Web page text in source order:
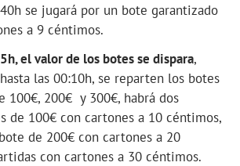
se jugará por un bote garantizado
a 9 céntimos.
el valor de los botes se dispara,
las 00:10h, se reparten los botes
100€, 200€ y 300€, habrá dos
de 100€ con cartones a 10 céntimos,
de 200€ con cartones a 20
con cartones a 30 céntimos.